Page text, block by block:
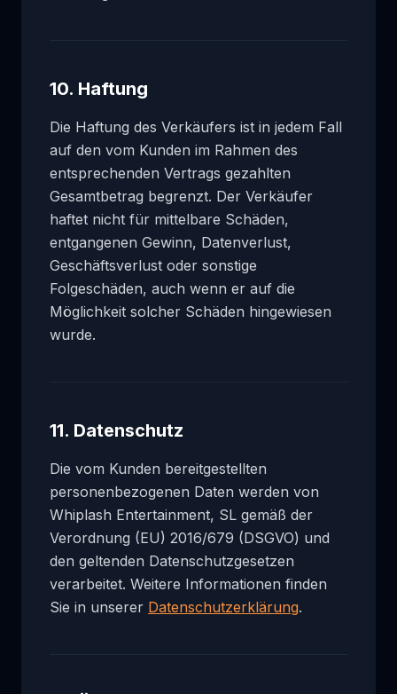
10. Haftung
Die Haftung des Verkäufers ist in jedem Fall
auf den vom Kunden im Rahmen des
entsprechenden Vertrags gezahlten
Gesamtbetrag begrenzt. Der Verkäufer
haftet nicht für mittelbare Schäden,
entgangenen Gewinn, Datenverlust,
Geschäftsverlust oder sonstige
Folgeschäden, auch wenn er auf die
Möglichkeit solcher Schäden hingewiesen
wurde.
11. Datenschutz
Die vom Kunden bereitgestellten
personenbezogenen Daten werden von
Whiplash Entertainment, SL gemäß der
Verordnung (EU) 2016/679 (DSGVO) und
den geltenden Datenschutzgesetzen
verarbeitet. Weitere Informationen finden
Sie in unserer Datenschutzerklärung.